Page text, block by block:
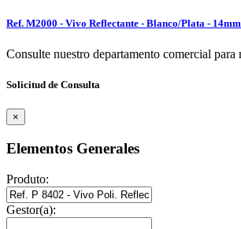
Ref. M2000 - Vivo Reflectante - Blanco/Plata - 14mm
Consulte nuestro departamento comercial para
Solicitud de Consulta
×
Elementos Generales
Produto:
Gestor(a):